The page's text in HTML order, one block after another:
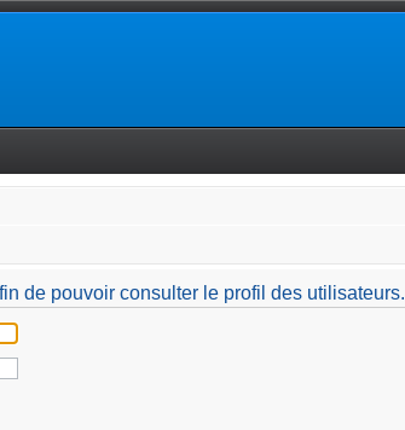
de pouvoir consulter le profil des utilisateurs.